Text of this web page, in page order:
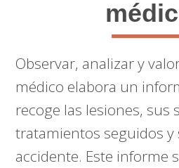
Observar, analizar y
médico elabora un
recoge las lesiones, sus
tratamientos seguidos y
accidente. Este informe